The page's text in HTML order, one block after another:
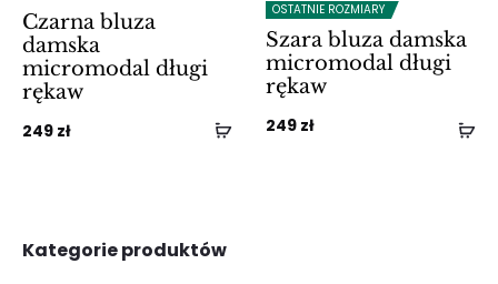
Czarna bluza
damska
micromodal długi
rękaw
249 zł
OSTATNIE ROZMIARY
Szara bluza damska
micromodal długi
rękaw
249 zł
Kategorie produktów